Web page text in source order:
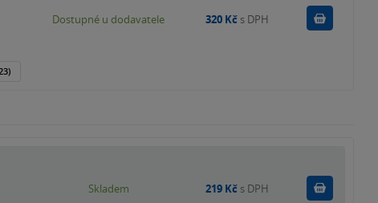
Dostupné u dodavatele 320 Kč s DPH
Skladem 219 Kč s DPH